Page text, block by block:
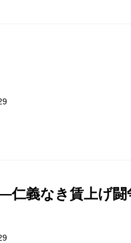
仁義なき賃上げ